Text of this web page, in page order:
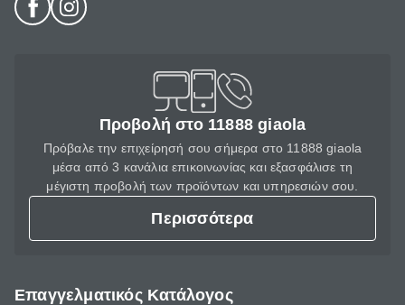
Προβολή στο 11888 giaola
Πρόβαλε την επιχείρησή σου σήμερα στο 11888 giaola
μέσα από 3 κανάλια επικοινωνίας και εξασφάλισε τη
μέγιστη προβολή των προϊόντων και υπηρεσιών σου.
Περισσότερα
Επαγγελματικός Κατάλογος